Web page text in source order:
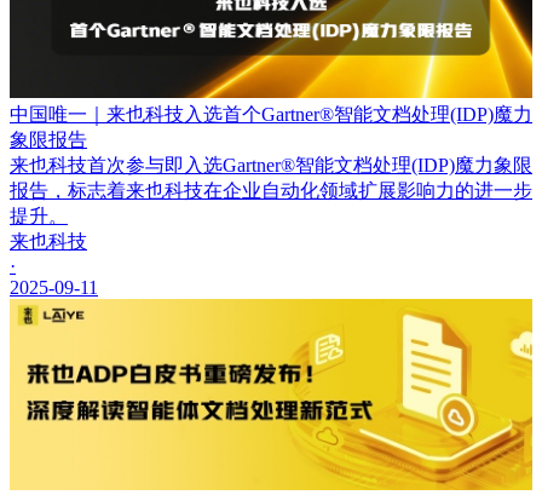
中国唯一｜来也科技入选首个Gartner®智能文档处理(IDP)魔力
象限报告
来也科技首次参与即入选Gartner®智能文档处理(IDP)魔力象限
报告，标志着来也科技在企业自动化领域扩展影响力的进一步
提升。
来也科技
·
2025-09-11